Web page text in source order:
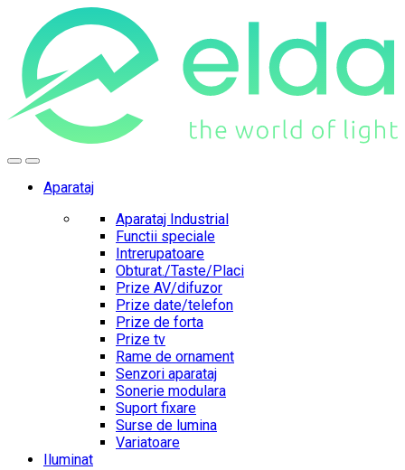
navigation
content
Aparataj
Aparataj Industrial
Functii speciale
Intrerupatoare
Obturat./Taste/Placi
Prize AV/difuzor
Prize date/telefon
Prize de forta
Prize tv
Rame de ornament
Senzori aparataj
Sonerie modulara
Suport fixare
Surse de lumina
Variatoare
Iluminat